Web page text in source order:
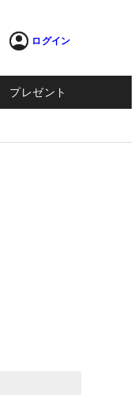
ログイン
プレゼント